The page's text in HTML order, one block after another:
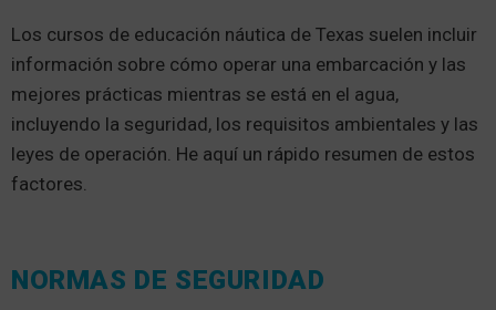
Los cursos de educación náutica de Texas suelen incluir
información sobre cómo operar una embarcación y las
mejores prácticas mientras se está en el agua,
incluyendo la seguridad, los requisitos ambientales y las
leyes de operación. He aquí un rápido resumen de estos
factores.
NORMAS DE SEGURIDAD